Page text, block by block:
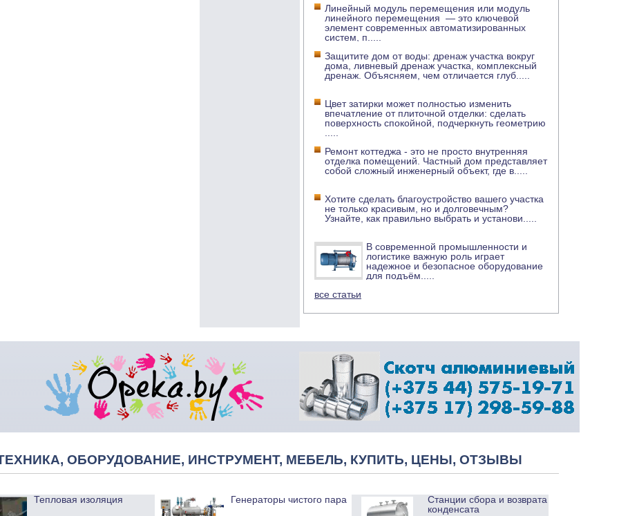
Линейный модуль перемещения или модуль
линейного перемещения — это ключевой
элемент современных автоматизированных
систем, п
Защитите дом от воды: дренаж участка вокруг
дома, ливневый дренаж участка, комплексный
дренаж. Объясняем, чем отличается глуб
Цвет затирки может полностью изменить
впечатление от плиточной отделки: сделать
поверхность спокойной, подчеркнуть геометрию
Ремонт коттеджа - это не просто внутренняя
отделка помещений. Частный дом представляет
собой сложный инженерный объект, где в
Хотите сделать благоустройство вашего участка
не только красивым, но и долговечным?
Узнайте, как правильно выбрать и установи
В современной промышленности и
логистике важную роль играет
надежное и безопасное оборудование
для подъём
все статьи
ОБОРУДОВАНИЕ, ИНСТРУМЕНТ, МЕБЕЛЬ, КУПИТЬ, ЦЕНЫ, ОТЗЫВЫ
Тепловая изоляция Генераторы чистого пара
Станции сбора и возврата
конденсата